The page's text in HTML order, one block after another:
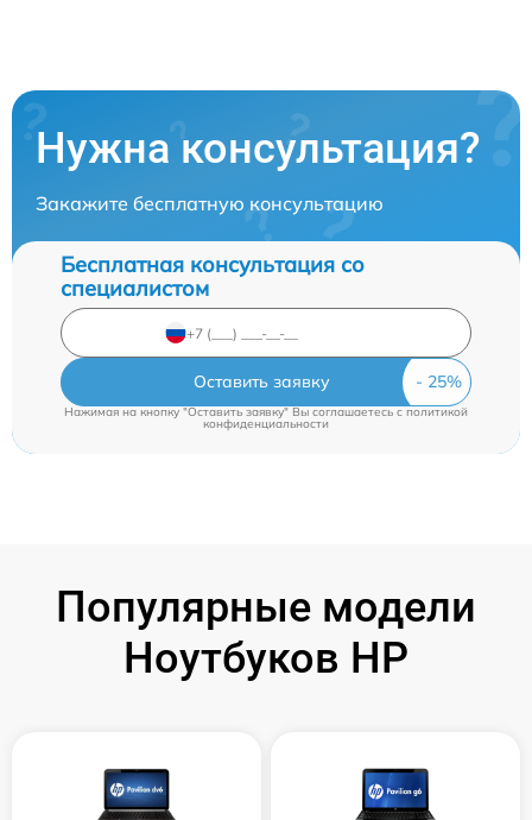
Нужна консультация?
Закажите бесплатную консультацию
Бесплатная консультация со
специалистом
Оставить заявку
Нажимая на кнопку "Оставить заявку" Вы соглашаетесь cполитикой
конфиденциальности
Популярные модели
Ноутбуков HP